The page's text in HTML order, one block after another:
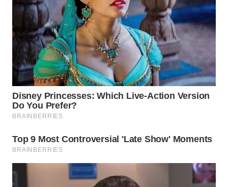
INDRAMAYU
WN
KUNINGAN
WN
MAJALENGKA
WN
WN